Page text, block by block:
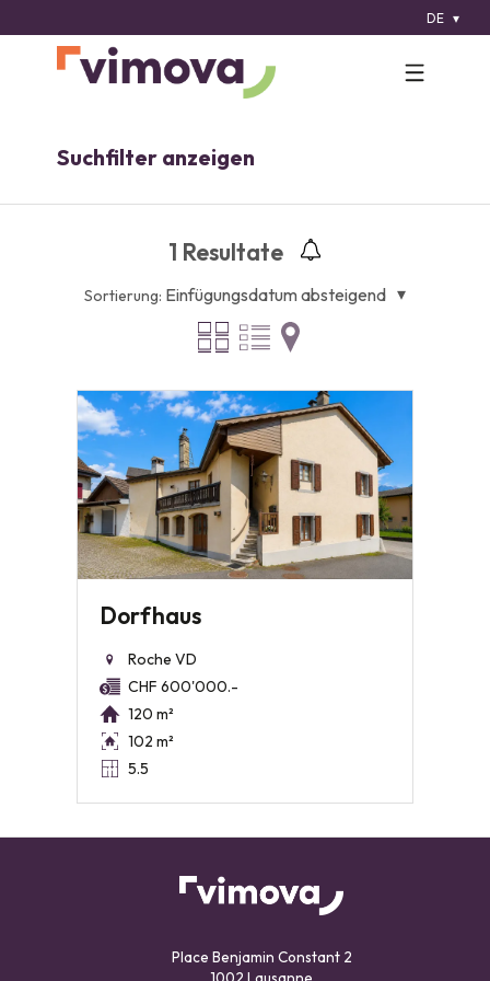
DE
Suchfilter anzeigen
1 Resultate
Sortierung: Einfügungsdatum absteigend
Dorfhaus
Roche VD
CHF 600'000.-
120 m²
102 m²
5.5
Place Benjamin Constant 2